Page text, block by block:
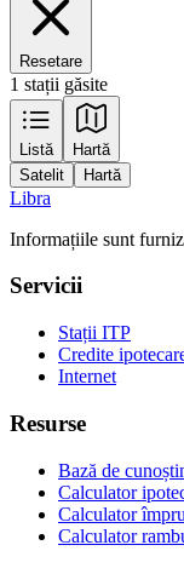
Resetare
1 stații găsite
Listă Hartă
+
−
Leaflet |Tiles © Esri —
User Community
Satelit Hartă
Libra
Informațiile sunt
Servicii
Stații ITP
Credite
Internet
Resurse
Bază de
Calculator
Calculator
Calculator